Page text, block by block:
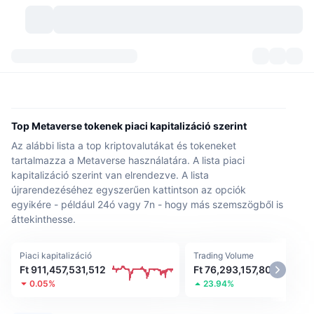
Kategóriák
Történelmi pillanatképek
Token feloldások
Hozamok
Valós eszközök
Piacáttekintés
Azonnali piac
Kriptovaluták száma
Bitcoin kincstárak
BNB kincstárak
Jelzések New
Felkapott
Új
Emelkedők
Mém felfedező
Tőzsdék
Centralizált tőzsdék
Azonnali
Származékos termékek
Közösség
Hírfolyam
Témák
Élő
API
API
Kripto API
Termékek
Termékek
Top Metaverse tokenek piaci kapitalizáció szerint
Az alábbi lista a top kriptovalutákat és tokeneket
tartalmazza a Metaverse használatára. A lista piaci
kapitalizáció szerint van elrendezve. A lista
újrarendezéséhez egyszerűen kattintson az opciók
egyikére - például 24ó vagy 7n - hogy más szemszögből is
áttekinthesse.
Piaci kapitalizáció
Ft 911,457,531,512
0.05%
Trading Volume
Ft 76,293,157,809
23.94%